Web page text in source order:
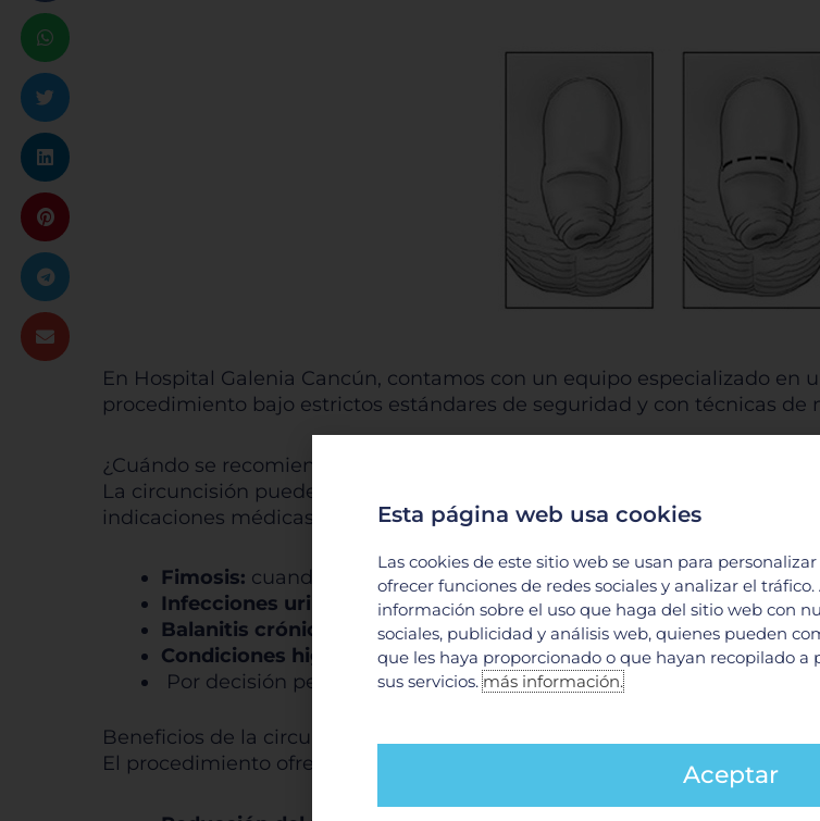
En Hospital Galenia Cancún, contamos con un equipo especializado en
procedimiento bajo estrictos estándares de seguridad y con técnicas de
¿Cuándo se recomienda realizar una circuncisión?
La circuncisión puede realizarse en cualquier etapa de la vida, aunque
indicaciones médicas más comunes se encuentran:
Fimosis: cuando el prepucio no se retrae adecuadamente
Infecciones urinarias recurrentes
Balanitis crónica (inflamación del glande)
Condiciones higiénicas complicadas
Por decisión personal o cultural
Beneficios de la circuncisión
El procedimiento ofrece diversos beneficios médicos, tales como:
Esta página web usa cookies
Las cookies de este sitio web se usan para
ofrecer funciones de redes sociales y analizar el
información sobre el uso que haga del sitio web con
sociales, publicidad y análisis web, quienes pueden
que les haya proporcionado o que hayan recopilado a
sus servicios.más información.
Aceptar